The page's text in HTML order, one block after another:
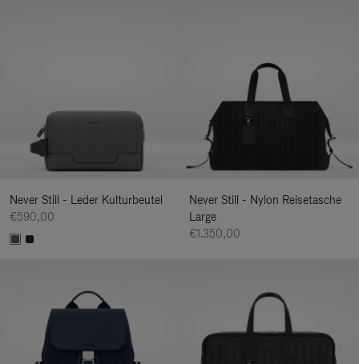
Never Still - Leder Kulturbeutel
€590,00
Never Still - Nylon Reisetasche
Large
€1.350,00